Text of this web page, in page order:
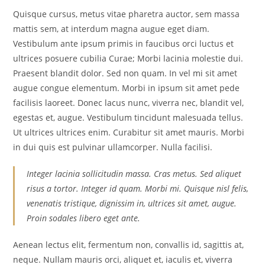
Quisque cursus, metus vitae pharetra auctor, sem massa
mattis sem, at interdum magna augue eget diam.
Vestibulum ante ipsum primis in faucibus orci luctus et
ultrices posuere cubilia Curae; Morbi lacinia molestie dui.
Praesent blandit dolor. Sed non quam. In vel mi sit amet
augue congue elementum. Morbi in ipsum sit amet pede
facilisis laoreet. Donec lacus nunc, viverra nec, blandit vel,
egestas et, augue. Vestibulum tincidunt malesuada tellus.
Ut ultrices ultrices enim. Curabitur sit amet mauris. Morbi
in dui quis est pulvinar ullamcorper. Nulla facilisi.
Integer lacinia sollicitudin massa. Cras metus. Sed aliquet
risus a tortor. Integer id quam. Morbi mi. Quisque nisl felis,
venenatis tristique, dignissim in, ultrices sit amet, augue.
Proin sodales libero eget ante.
Aenean lectus elit, fermentum non, convallis id, sagittis at,
neque. Nullam mauris orci, aliquet et, iaculis et, viverra